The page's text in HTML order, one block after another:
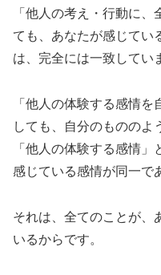
「他人の考え・行動に
ても、あなたが感じてい
は、完全には一致してい
「他人の体験する感情
しても、自分のもののよ
「他人の体験する感情
感じている感情が同一で
それは、全てのことが、
いるからです。